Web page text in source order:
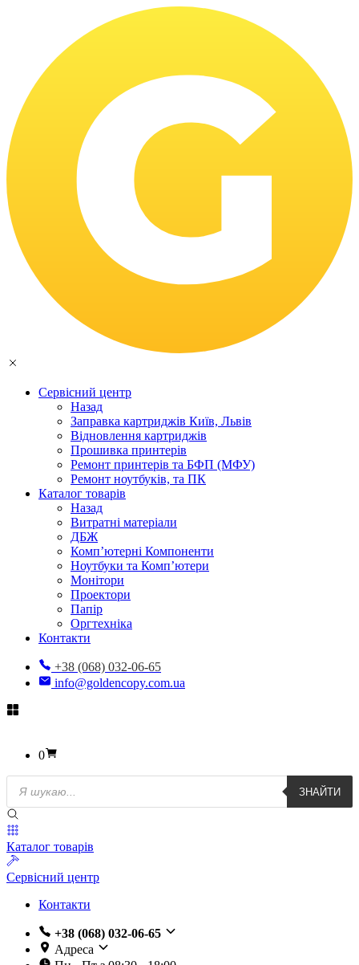
Сервісний центр
Назад
Заправка картриджів Київ, Львів
Відновлення картриджів
Прошивка принтерів
Ремонт принтерів та БФП (МФУ)
Ремонт ноутбуків, та ПК
Каталог товарів
Назад
Витратні матеріали
ДБЖ
Комп’ютерні Компоненти
Ноутбуки та Комп’ютери
Монітори
Проектори
Папір
Оргтехніка
Контакти
+38 (068) 032-06-65
info@goldencopy.com.ua
0
Пошук
товарів
ЗНАЙТИ
Каталог товарів
Сервісний центр
Контакти
+38 (068) 032-06-65
Адреса